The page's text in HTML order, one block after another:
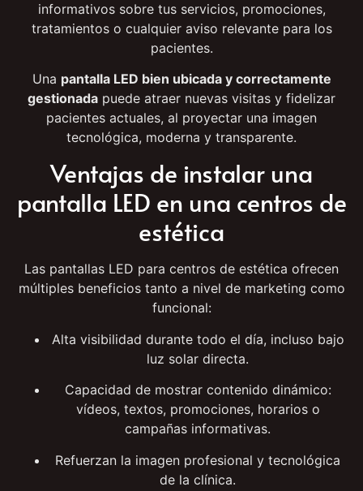
destacar frente a la competencia. Las pantallas LED
permiten mostrar mensajes claros, visuales e
informativos sobre tus servicios, promociones,
tratamientos o cualquier aviso relevante para los
pacientes.
Unapantalla LED bien ubicada y correctamente
gestionadapuede atraer nuevas visitas y fidelizar
tecnológica, moderna y transparente.
Ventajas de instalar una
pantalla LED en una centros de
estética
Las pantallas LED para centros de estética ofrecen
múltiples beneficios tanto a nivel de marketing como
funcional:
Alta visibilidad durante todo el día, incluso bajo
luz solar directa.
Capacidad de mostrar contenido dinámico:
vídeos, textos, promociones, horarios o
campañas informativas.